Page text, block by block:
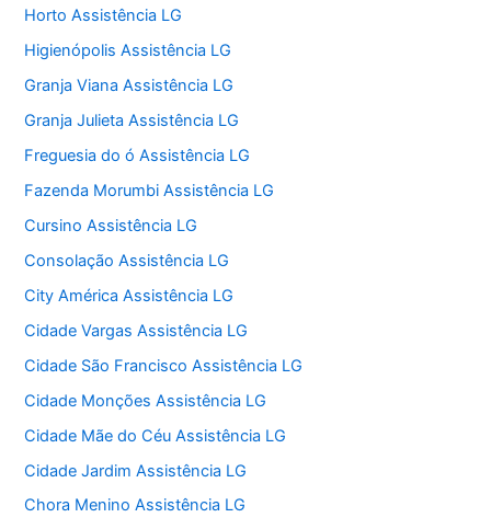
Horto Assistência LG
Higienópolis Assistência LG
Granja Viana Assistência LG
Granja Julieta Assistência LG
Freguesia do ó Assistência LG
Fazenda Morumbi Assistência LG
Cursino Assistência LG
Consolação Assistência LG
City América Assistência LG
Cidade Vargas Assistência LG
Cidade São Francisco Assistência LG
Cidade Monções Assistência LG
Cidade Mãe do Céu Assistência LG
Cidade Jardim Assistência LG
Chora Menino Assistência LG